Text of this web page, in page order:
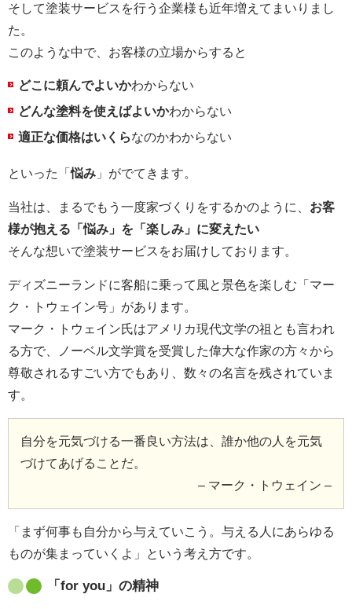
そして塗装サービスを行う企業様も近年増えてまいりまし
た。
このような中で、お客様の立場からすると
どこに頼んでよいかわからない
どんな塗料を使えばよいかわからない
適正な価格はいくらなのかわからない
といった「悩み 」がでてきます。
当社は、まるでもう一度家づくりをするかのように、 お客
様が抱える「悩み」を「楽しみ」に変えたい
そんな想いで塗装サービスをお届けしております。
ディズニーランドに客船に乗って風と景色を楽しむ「マー
ク・トウェイン号」があります。
マーク・トウェイン氏はアメリカ現代文学の祖とも言われ
る方で、ノーベル文学賞を受賞した偉大な作家の方々から
尊敬されるすごい方でもあり、数々の名言を残されていま
す。
自分を元気づける一番良い方法は、誰か他の人を元気
づけてあげることだ。
– マーク・トウェイン –
「まず何事も自分から与えていこう。与える人にあらゆる
ものが集まっていくよ」という考え方です。
「for you」の精神